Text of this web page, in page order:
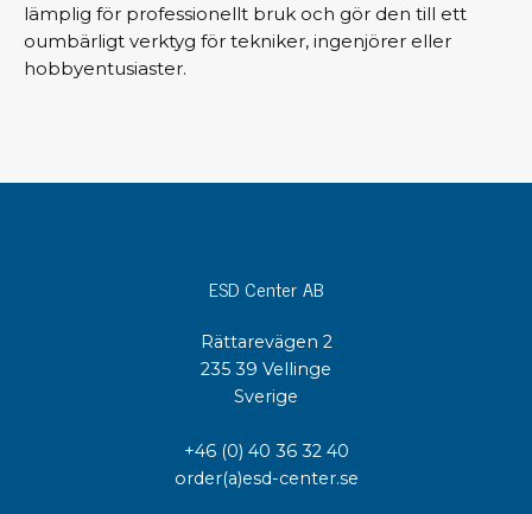
lämplig för professionellt bruk och gör den till ett
oumbärligt verktyg för tekniker, ingenjörer eller
hobbyentusiaster.
ESD Center AB
Rättarevägen 2
235 39 Vellinge
Sverige
+46 (0) 40 36 32 40
order(a)esd-center.se